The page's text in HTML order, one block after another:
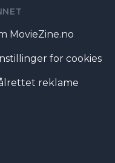
MovieZine.no
for cookies
reklame